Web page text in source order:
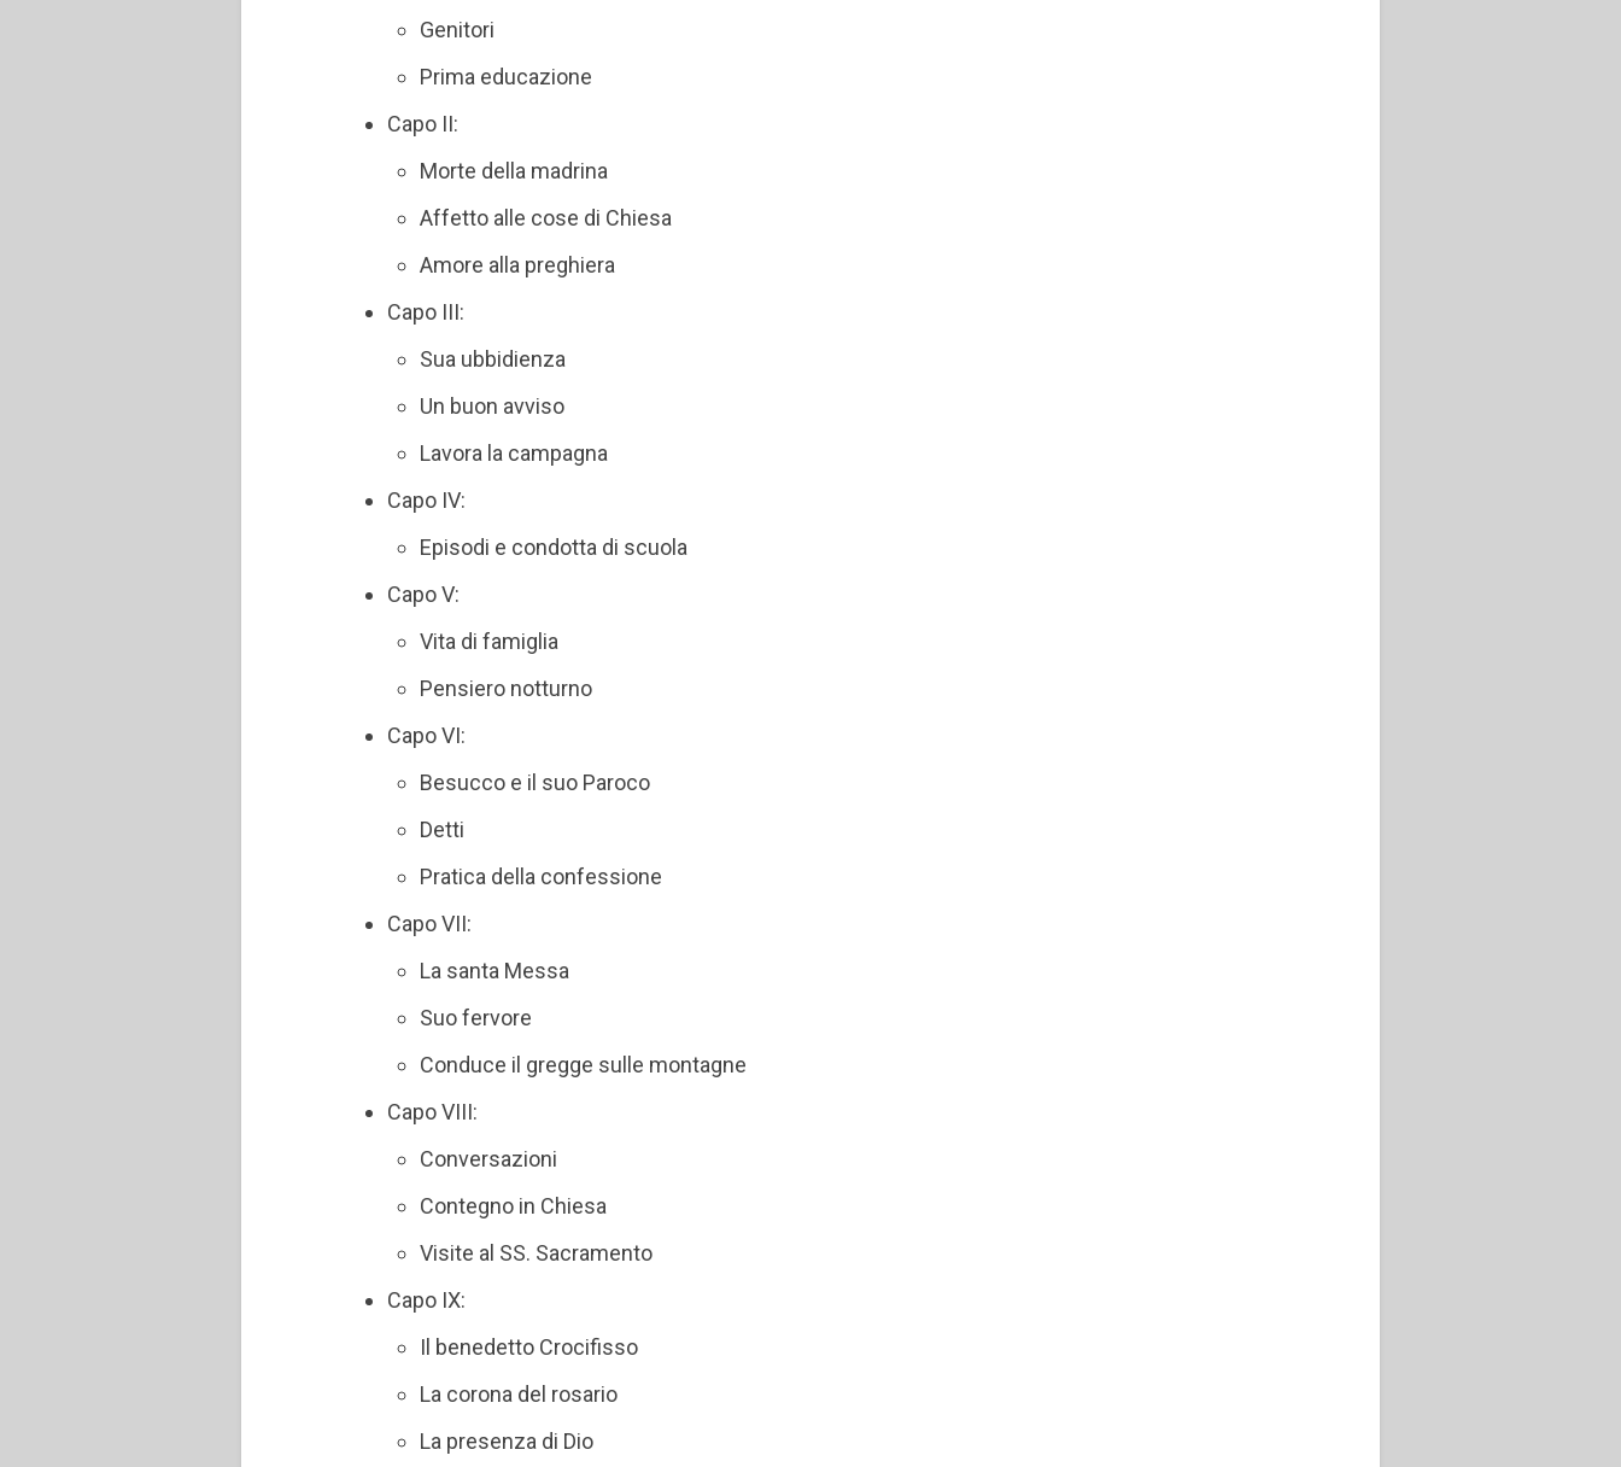
Genitori
Prima educazione
Capo II:
Morte della madrina
Affetto alle cose di Chiesa
Amore alla preghiera
Capo III:
Sua ubbidienza
Un buon avviso
Lavora la campagna
Capo IV:
Episodi e condotta di scuola
Capo V:
Vita di famiglia
Pensiero notturno
Capo VI:
Besucco e il suo Paroco
Detti
Pratica della confessione
Capo VII:
La santa Messa
Suo fervore
Conduce il gregge sulle montagne
Capo VIII:
Conversazioni
Contegno in Chiesa
Visite al SS. Sacramento
Capo IX:
Il benedetto Crocifisso
La corona del rosario
La presenza di Dio